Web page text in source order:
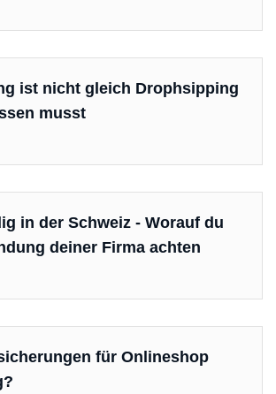
ist nicht gleich Drophsipping
musst
in der Schweiz - Worauf du
deiner Firma achten
für Onlineshop